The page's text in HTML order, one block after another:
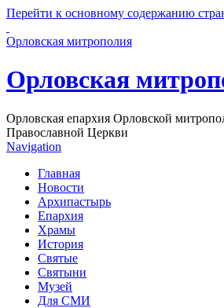
Перейти к основному содержанию
Орловская митрополия
Орловская
Орловская епархия Орловской
Православной Церкви
Navigation
Главная
Новости
Архипастырь
Епархия
Храмы
История
Святые
Святыни
Музей
Для СМИ